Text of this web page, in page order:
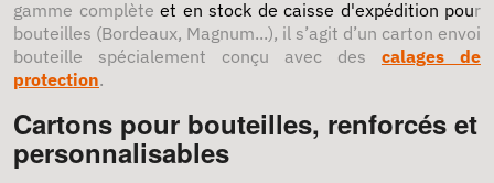
gamme complète et en stock de caisse d'expédition pour
bouteilles (Bordeaux, Magnum...), il s’agit d’un carton envoi
bouteille spécialement conçu avec des calages de
protection.
Cartons pour bouteilles, renforcés et
personnalisables